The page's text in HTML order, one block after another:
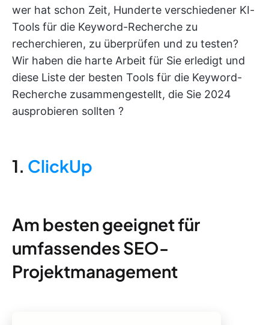
wer hat schon Zeit, Hunderte verschiedener KI-
Tools für die Keyword-Recherche zu
recherchieren, zu überprüfen und zu testen?
Wir haben die harte Arbeit für Sie erledigt und
diese Liste der besten Tools für die Keyword-
Recherche zusammengestellt, die Sie 2024
ausprobieren sollten ?
1. ClickUp
Am besten geeignet für
umfassendes SEO-
Projektmanagement